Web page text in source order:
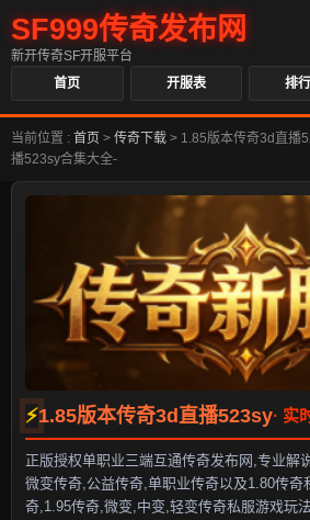
SF999传奇发布网
新开传奇SF开服平台
首页
开服表 排
当前位置 : 首页 > 传奇下载 > 1.85版本传奇3d直播
播523sy合集大全-
1.85版本传奇3d直播523sy
正版授权单职业三端互通传奇发布网,专业解
微变传奇,公益传奇,单职业传奇以及1.80传奇
奇,1.95传奇,微变,中变,轻变传奇私服游戏玩